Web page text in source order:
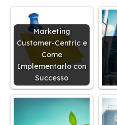
Marketing
Customer-Centric e
Come
Implementarlo con
Successo